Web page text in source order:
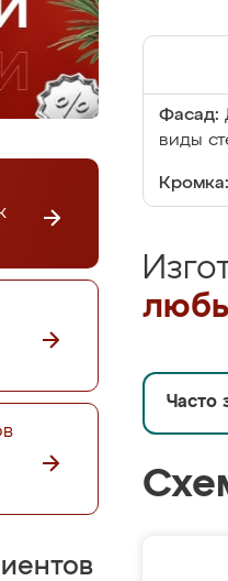
Фасад:
виды
Кромка:
Часто